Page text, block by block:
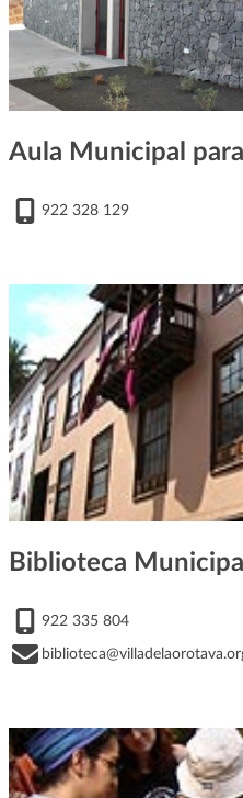
Aula Municipal
922 328 129
Biblioteca
922 335 804